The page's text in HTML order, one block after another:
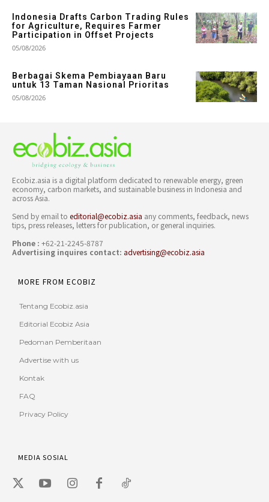
Indonesia Drafts Carbon Trading Rules
for Agriculture, Requires Farmer
Participation in Offset Projects
05/08/2026
Berbagai Skema Pembiayaan Baru
untuk 13 Taman Nasional Prioritas
05/08/2026
Ecobiz.asia is a digital platform dedicated to renewable energy, green
economy, carbon markets, and sustainable business in Indonesia and
across Asia.
Send by email to editorial@ecobiz.asia any comments, feedback, news
tips, press releases, letters for publication, or general inquiries.
Phone : +62-21-2245-8787
Advertising inquires contact: advertising@ecobiz.asia
MORE FROM ECOBIZ
Tentang Ecobiz.asia
Editorial Ecobiz Asia
Pedoman Pemberitaan
Advertise with us
Kontak
FAQ
Privacy Policy
MEDIA SOSIAL